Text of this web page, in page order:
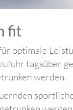
fit
optimale
tagsüber
werden.